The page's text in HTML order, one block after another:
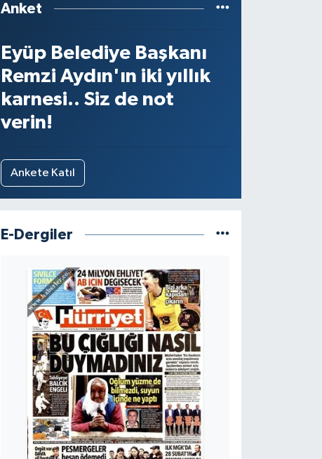
Anket
Eyüp Belediye Başkanı
Remzi Aydın'ın iki yıllık
karnesi.. Siz de not
verin!
Ankete Katıl
E-Dergiler